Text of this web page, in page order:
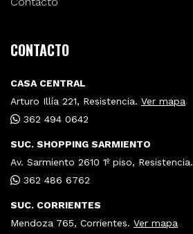
CONTACTO
CASA CENTRAL
Arturo Illía 221, Resistencia. Ver mapa
362 494 0642
SUC. SHOPPING SARMIENTO
Av. Sarmiento 2610 1º piso, Resistencia.
362 486 6762
SUC. CORRIENTES
Mendoza 765, Corrientes. Ver mapa